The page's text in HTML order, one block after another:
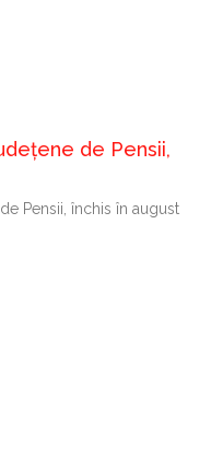
de Pensii,
Pensii, închis în august